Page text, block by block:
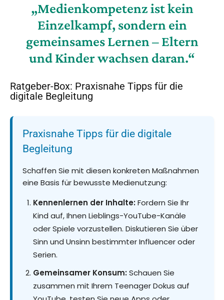
„Medienkompetenz ist kein
Einzelkampf, sondern ein
gemeinsames Lernen – Eltern
und Kinder wachsen daran.“
Ratgeber-Box: Praxisnahe Tipps für die
digitale Begleitung
Praxisnahe Tipps für die digitale
Begleitung
Schaffen Sie mit diesen konkreten Maßnahmen
eine Basis für bewusste Medienutzung:
Kennenlernen der Inhalte:Fordern Sie Ihr
Kind auf, Ihnen Lieblings-YouTube-Kanäle
oder Spiele vorzustellen. Diskutieren Sie über
Sinn und Unsinn bestimmter Influencer oder
Serien.
Gemeinsamer Konsum:Schauen Sie
zusammen mit Ihrem Teenager Dokus auf